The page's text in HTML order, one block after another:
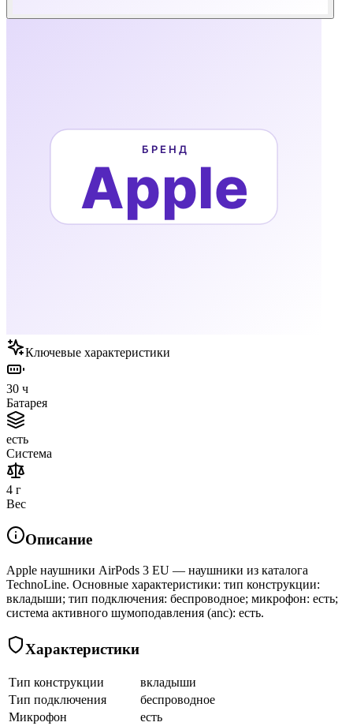
Ключевые характеристики
30 ч
Батарея
есть
Система
4 г
Вес
Описание
Apple наушники AirPods 3 EU — наушники из каталога
TechnoLine. Основные характеристики: тип конструкции:
вкладыши; тип подключения: беспроводное; микрофон: есть;
система активного шумоподавления (anc): есть.
Характеристики
Тип конструкции
вкладыши
Тип подключения
беспроводное
Микрофон
есть